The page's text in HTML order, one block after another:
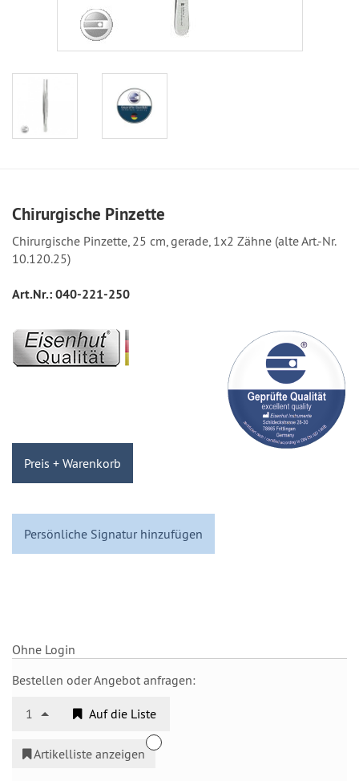
Chirurgische Pinzette
Chirurgische Pinzette, 25 cm, gerade, 1x2 Zähne (alte Art.-Nr.
10.120.25)
Art.Nr.:040-221-250
Preis + Warenkorb
Persönliche Signatur hinzufügen
Ohne Login
Bestellen oder Angebot anfragen:
1 Auf die Liste
Artikelliste anzeigen